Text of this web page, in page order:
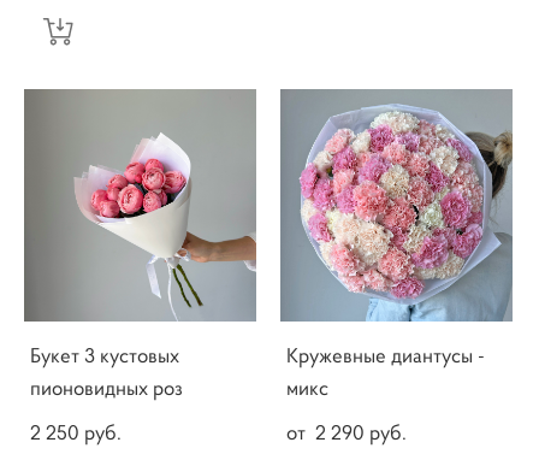
Букет 3 кустовых
пионовидных роз
2 250 pуб.
Кружевные диантусы -
микс
от 2 290 pуб.